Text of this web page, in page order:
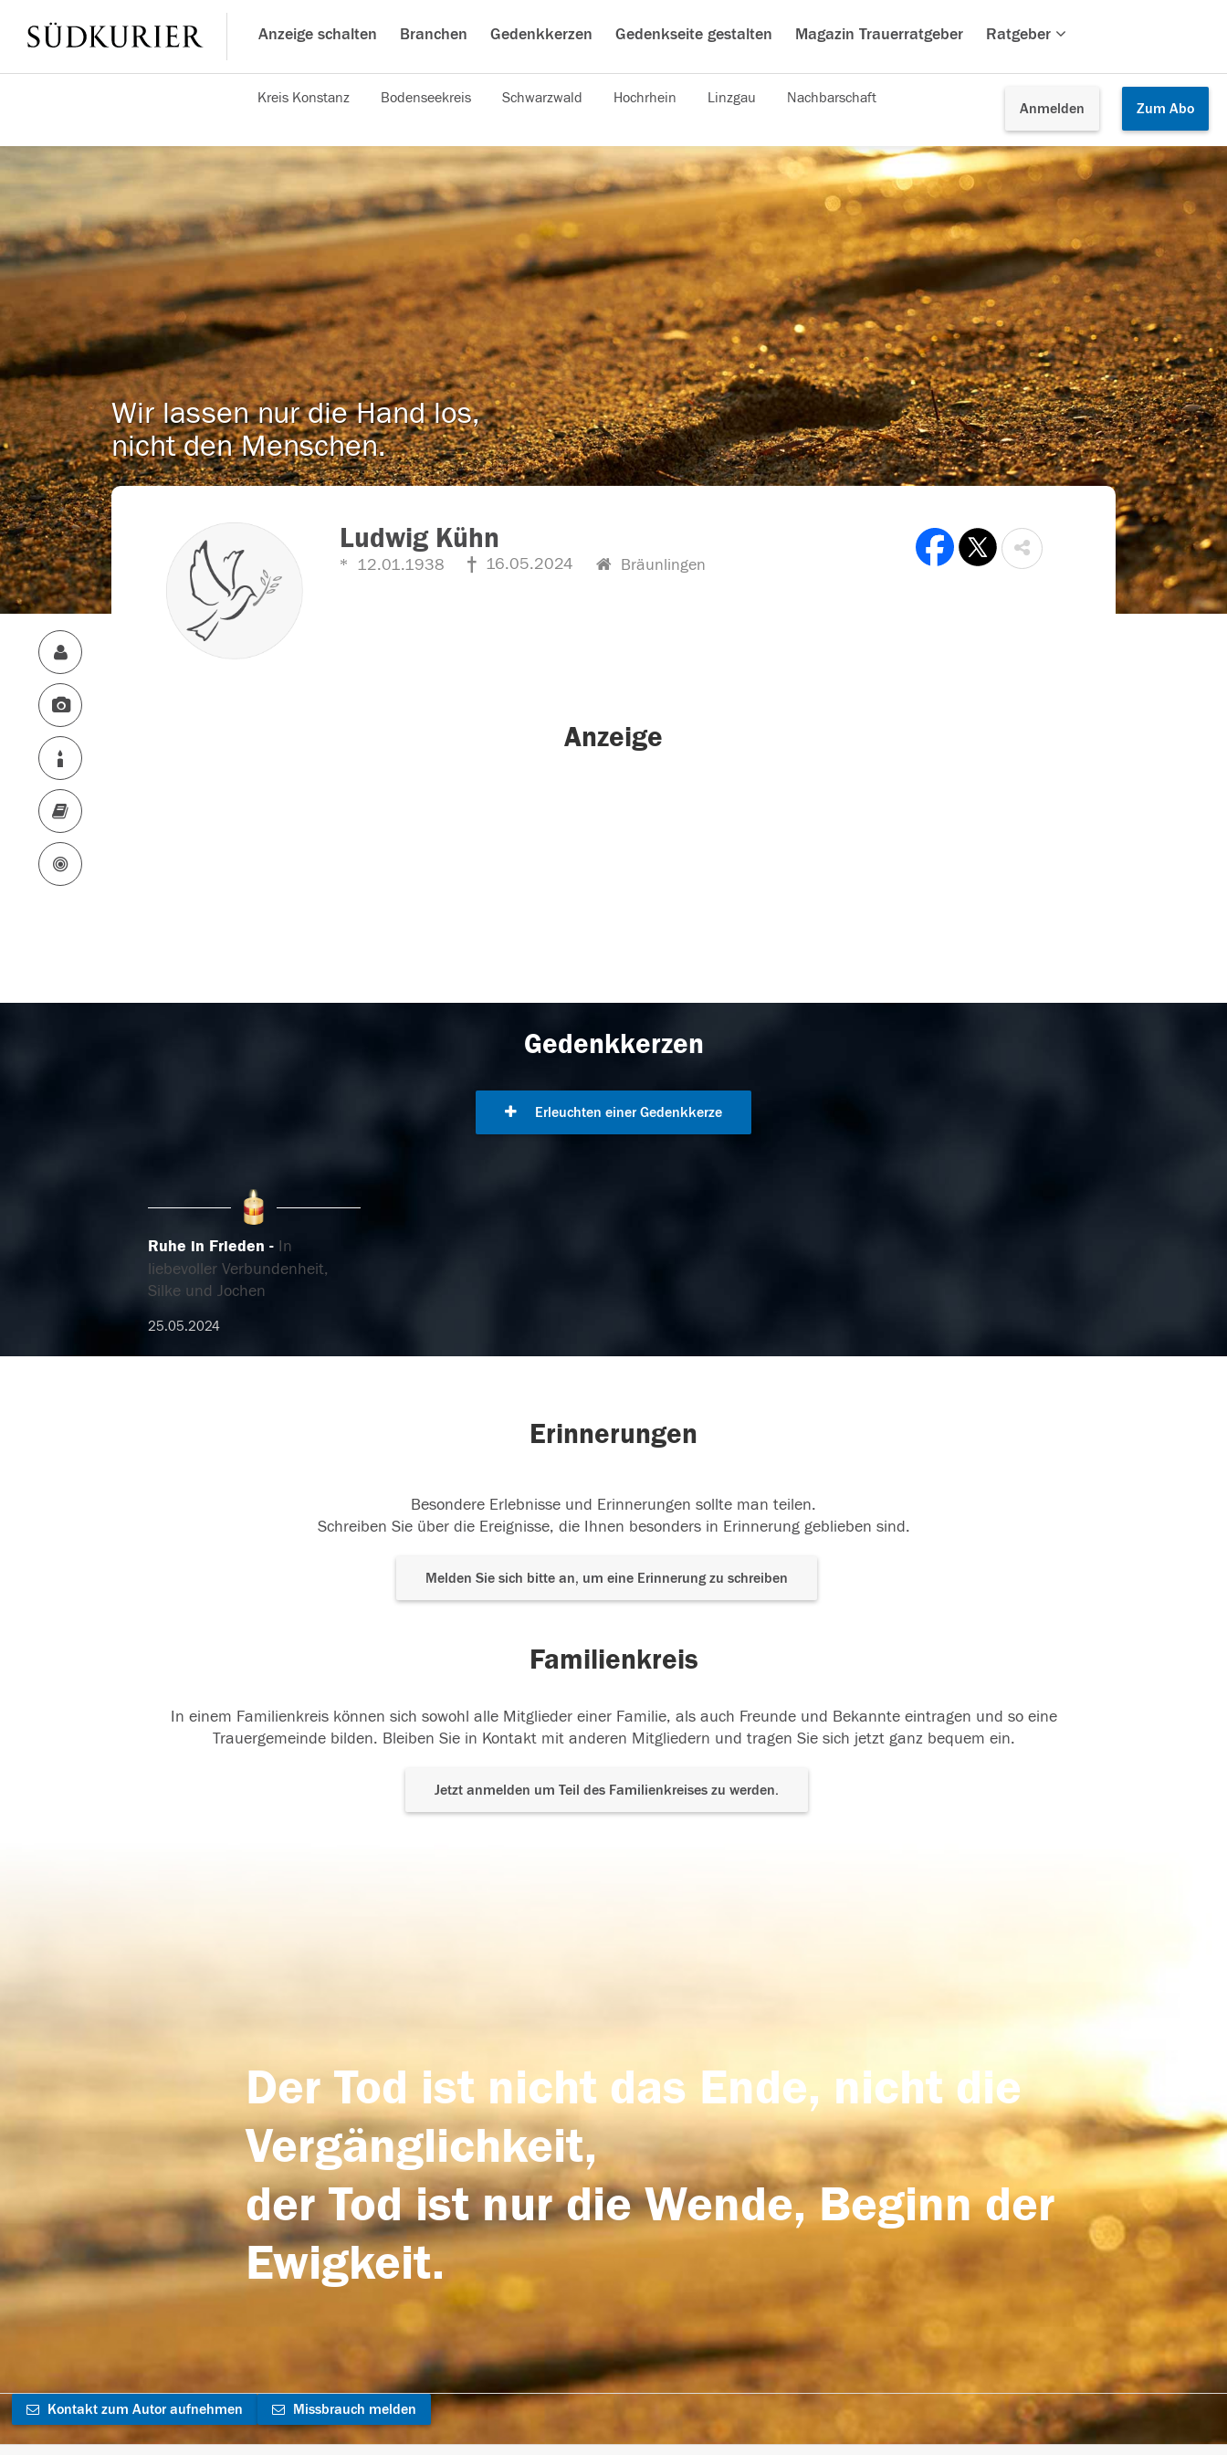
Anzeige schalten Branchen Gedenkkerzen Gedenkseite gestalten Magazin Trauerratgeber Ratgeber
Anmelden Zum Abo
Kreis Konstanz Bodenseekreis Schwarzwald Hochrhein Linzgau Nachbarschaft
Wir lassen nur die Hand los,
nicht den Menschen.
Ludwig Kühn
12.01.1938 16.05.2024 Bräunlingen
Anzeige
Gedenkkerzen
Erleuchten einer Gedenkkerze
Ruhe in Frieden
In
liebevoller Verbundenheit,
Silke und Jochen
25.05.2024
Erinnerungen
Besondere Erlebnisse und Erinnerungen sollte man teilen.
Schreiben Sie über die Ereignisse, die Ihnen besonders in Erinnerung geblieben sind.
Melden Sie sich bitte an, um eine Erinnerung zu schreiben
Familienkreis
In einem Familienkreis können sich sowohl alle Mitglieder einer Familie, als auch Freunde und Bekannte eintragen und so eine
Trauergemeinde bilden. Bleiben Sie in Kontakt mit anderen Mitgliedern und tragen Sie sich jetzt ganz bequem ein.
Jetzt anmelden um Teil des Familienkreises zu werden.
Der Tod ist nicht das Ende, nicht die
Vergänglichkeit,
der Tod ist nur die Wende, Beginn der
Ewigkeit.
Kontakt zum Autor aufnehmen Missbrauch melden